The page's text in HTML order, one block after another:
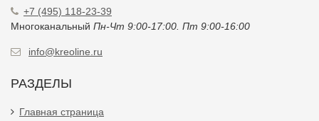
+7 (495) 118-23-39
Многоканальный Пн-Чт 9:00-17:00. Пт 9:00-16:00
info@kreoline.ru
РАЗДЕЛЫ
Главная страница